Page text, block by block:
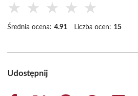
★ ★ ★ ★ ★
Średnia ocena: 4.91 Liczba ocen: 15
Udostępnij